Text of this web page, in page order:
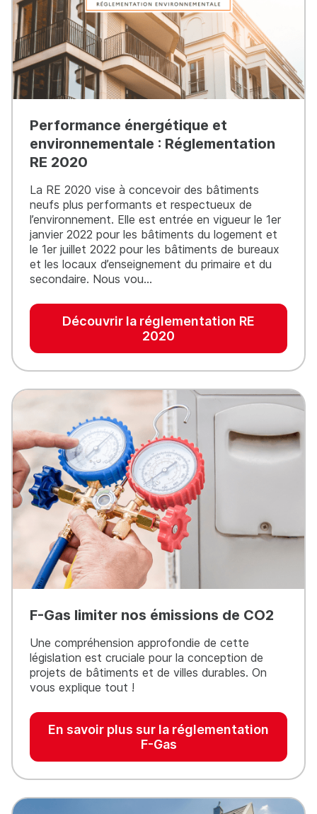
Performance énergétique et
environnementale : Réglementation
RE 2020
La RE 2020 vise à concevoir des bâtiments
neufs plus performants et respectueux de
l’environnement. Elle est entrée en vigueur le 1er
janvier 2022 pour les bâtiments du logement et
le 1er juillet 2022 pour les bâtiments de bureaux
et les locaux d’enseignement du primaire et du
secondaire. Nous vou…
Découvrir la réglementation RE
2020
F-Gas limiter nos émissions de CO2
Une compréhension approfondie de cette
législation est cruciale pour la conception de
projets de bâtiments et de villes durables. On
vous explique tout !
En savoir plus sur la réglementation
F-Gas